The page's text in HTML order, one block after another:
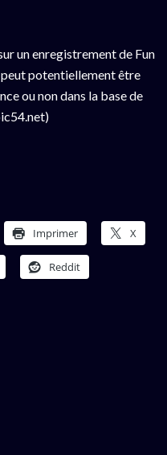
un enregistrement de Fun
potentiellement être
ou non dans la base de
Imprimer X
Reddit